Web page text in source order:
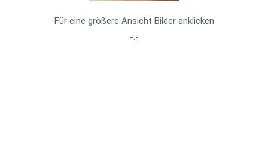
Für eine größere Ansicht Bilder anklicken
-.-